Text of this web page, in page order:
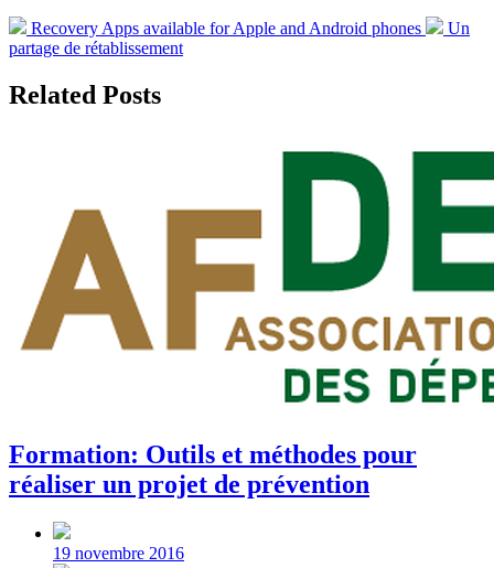
Previous
post:
Recovery Apps available for Apple and Android phones
Next
Un
partage de rétablissement
Related Posts
Formation: Outils et méthodes pour
réaliser un projet de prévention
Post
date
19 novembre 2016